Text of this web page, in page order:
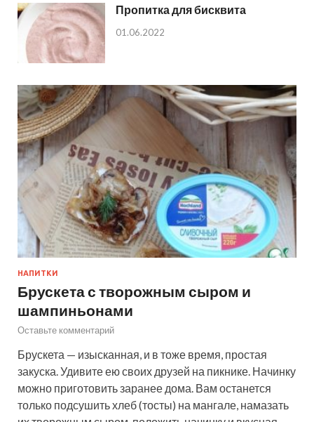
Пропитка для бисквита
01.06.2022
НАПИТКИ
Брускета с творожным сыром и
шампиньонами
Оставьте комментарий
Брускета — изысканная, и в тоже время, простая
закуска. Удивите ею своих друзей на пикнике. Начинку
можно приготовить заранее дома. Вам останется
только подсушить хлеб (тосты) на мангале, намазать